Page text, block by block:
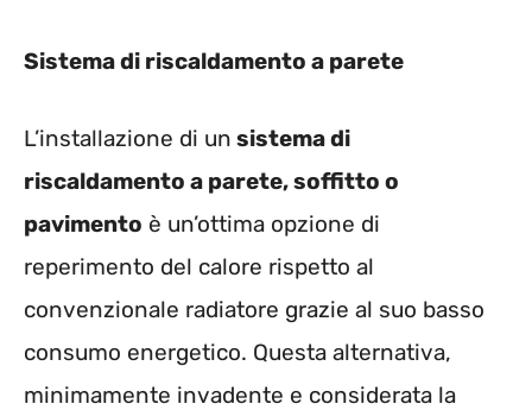
Sistema di riscaldamento a parete
L’installazione di un sistema di
riscaldamento a parete, soffitto o
pavimento è un’ottima opzione di
reperimento del calore rispetto al
convenzionale radiatore grazie al suo basso
consumo energetico. Questa alternativa,
minimamente invadente e considerata la